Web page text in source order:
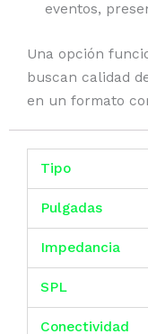
eventos,
Una opción
buscan calidad
en un formato
Tipo
Pulgadas
Impedancia
SPL
Conectividad